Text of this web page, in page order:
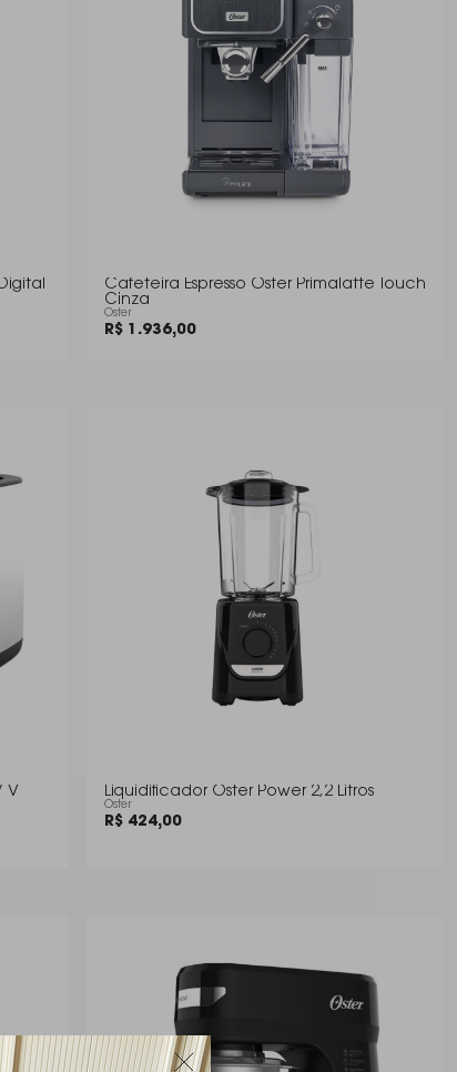
Cafeteira Espresso Oster Primalatte Touch
Cinza
Oster
R$ 1.936,00
V Liquidificador Oster Power 2,2 Litros
Oster
R$ 424,00